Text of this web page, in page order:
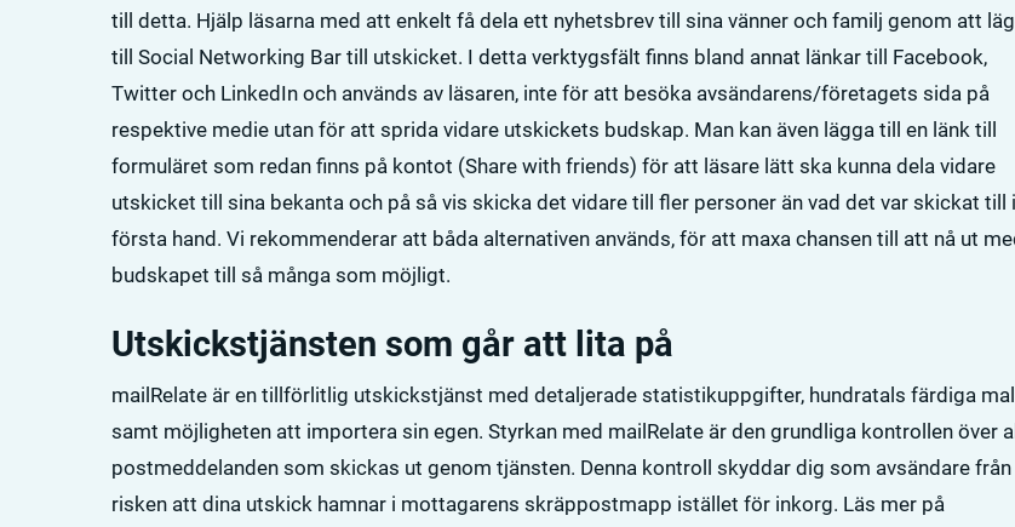
till detta. Hjälp läsarna med att enkelt få dela ett nyhetsbrev till sina vänner och familj genom att
till Social Networking Bar till utskicket. I detta verktygsfält finns bland annat länkar till Facebook,
Twitter och LinkedIn och används av läsaren, inte för att besöka avsändarens/företagets sida på
respektive medie utan för att sprida vidare utskickets budskap. Man kan även lägga till en länk till
formuläret som redan finns på kontot (Share with friends) för att läsare lätt ska kunna dela vidare
utskicket till sina bekanta och på så vis skicka det vidare till fler personer än vad det var skickat till i
första hand. Vi rekommenderar att båda alternativen används, för att maxa chansen till att nå ut
budskapet till så många som möjligt.
Utskickstjänsten som går att lita på
mailRelate är en tillförlitlig utskickstjänst med detaljerade statistikuppgifter, hundratals färdiga
samt möjligheten att importera sin egen. Styrkan med mailRelate är den grundliga kontrollen över
postmeddelanden som skickas ut genom tjänsten. Denna kontroll skyddar dig som avsändare från
risken att dina utskick hamnar i mottagarens skräppostmapp istället för inkorg. Läs mer på